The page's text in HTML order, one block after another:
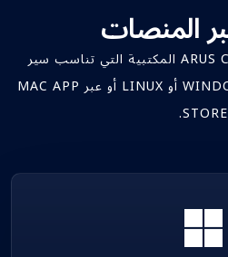
المنصات
اختر نسخة ARUS COMMANDER المكتبية التي تناسب سير
عملك على MACOS أو WINDOWS أو LINUX أو عبر MAC APP
STORE.